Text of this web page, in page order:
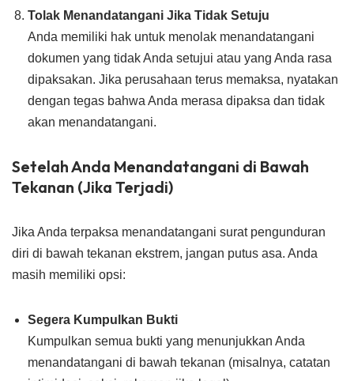
Tolak Menandatangani Jika Tidak Setuju
Anda memiliki hak untuk menolak menandatangani
dokumen yang tidak Anda setujui atau yang Anda rasa
dipaksakan. Jika perusahaan terus memaksa, nyatakan
dengan tegas bahwa Anda merasa dipaksa dan tidak
akan menandatangani.
Setelah Anda Menandatangani di Bawah
Tekanan (Jika Terjadi)
Jika Anda terpaksa menandatangani surat pengunduran
diri di bawah tekanan ekstrem, jangan putus asa. Anda
masih memiliki opsi:
Segera Kumpulkan Bukti
Kumpulkan semua bukti yang menunjukkan Anda
menandatangani di bawah tekanan (misalnya, catatan